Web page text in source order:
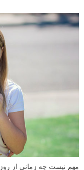
مهم نیست چه زمانی از